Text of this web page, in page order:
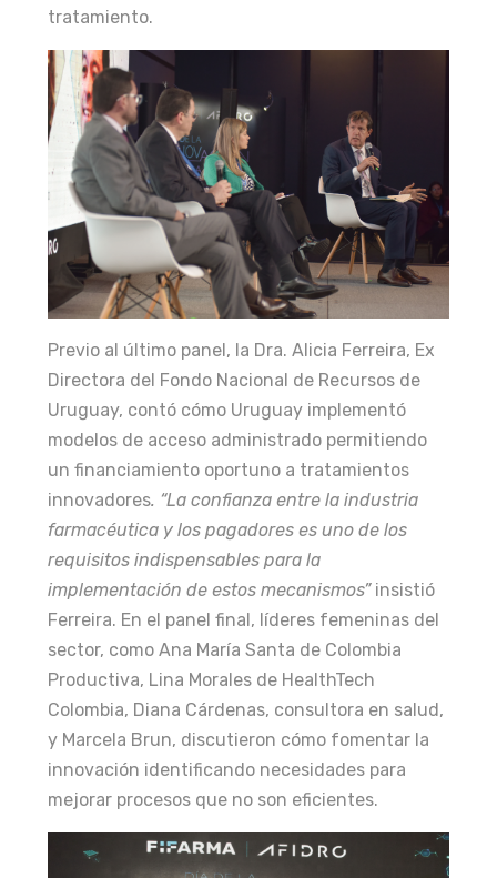
tratamiento.
Previo al último panel, la Dra. Alicia Ferreira, Ex
Directora del Fondo Nacional de Recursos de
Uruguay, contó cómo Uruguay implementó
modelos de acceso administrado permitiendo
un financiamiento oportuno a tratamientos
innovadores. “La confianza entre la industria
farmacéutica y los pagadores es uno de los
requisitos indispensables para la
implementación de estos mecanismos”insistió
Ferreira. En el panel final, líderes femeninas del
sector, como Ana María Santa de Colombia
Productiva, Lina Morales de HealthTech
Colombia, Diana Cárdenas, consultora en salud,
y Marcela Brun, discutieron cómo fomentar la
innovación identificando necesidades para
mejorar procesos que no son eficientes.